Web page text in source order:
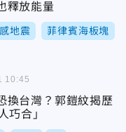
釋放能量
地震 菲律賓海板塊
換台灣？郭鎧紋揭歷
巧合」
10:45